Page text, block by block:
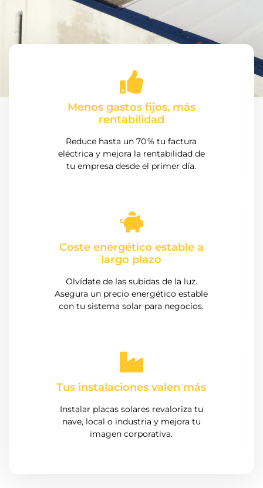
Menos gastos fijos, más
rentabilidad
Reduce hasta un 70 % tu factura
eléctrica y mejora la rentabilidad de
tu empresa desde el primer día.
Coste energético estable a
largo plazo
Olvídate de las subidas de la luz.
Asegura un precio energético estable
con tu sistema solar para negocios.
Tus instalaciones valen más
Instalar placas solares revaloriza tu
nave, local o industria y mejora tu
imagen corporativa.